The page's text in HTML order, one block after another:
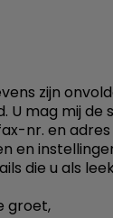
zijn
U mag mij de
nr. en adres
en
die u als
groet,